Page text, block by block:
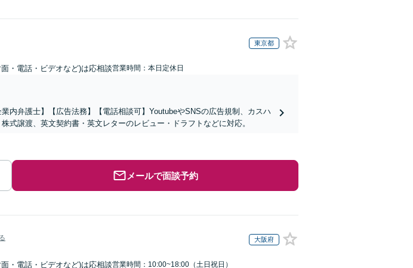
東京都
・電話・ビデオなど)は応相談営業時間：本日定休日
内弁護士】【広告法務】【電話相談可】YoutubeやSNSの広告規制、カスハ
式譲渡、英文契約書・英文レターのレビュー・ドラフトなどに対応。
メールで面談予約
大阪府
・電話・ビデオなど)は応相談営業時間：10:00~18:00（土日祝日）